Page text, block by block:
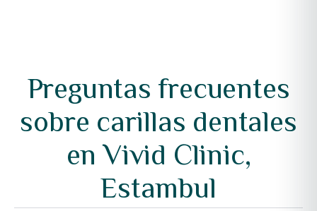
Preguntas frecuentes
sobre carillas dentales
en Vivid Clinic,
Estambul